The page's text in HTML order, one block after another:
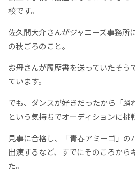
校です。
佐久間大介さんがジャニーズ事務所
の秋ごろのこと。
お母さんが履歴書を送っていたそう
ています。
でも、ダンスが好きだったから「踊
という気持ちでオーディションに挑
見事に合格し、「青春アミーゴ」の
出演するなど、すでにそのころから
た。